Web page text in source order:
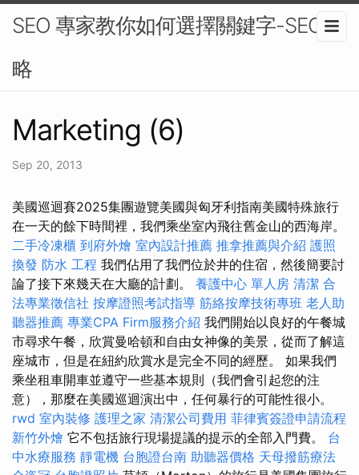
SEO 專家教你如何選擇關鍵字-SEO策
略
Marketing (6)
Sep 20, 2013
美國巡迴賽2025集團遊覽美國與匈牙利指南美國特殊旅行
在一天的餘下時間裡，我們乘坐室內飛往舊金山的西海岸。
二手冷凍櫃 到府外燴 室內設計推薦 推拿推薦與介紹 護照
換發 防水 工程 我們佔用了我們位於井的住宿，然後簡要討
論了接下來幾天在大廳的計劃。 養護中心 單人房 清潔 合
法專業徵信社 按摩證照考試指導 筋絡按摩技術專班 老人助
聽器推薦 專業CPA Firm服務介紹 我們開始以良好的午餐城
市尋求午餐，欣賞曼哈頓和自由女神像的美景，從而了解這
座城市，但是在紐約欣賞水是完全不同的經歷。 如果我們
乘坐租車開車並遵守一些基本規則（我們會引起您的注
意），那麼在美國巡迴演出中，任何暴行的可能性很小。
rwd 室內裝修 護理之家 清潔公司費用 菲律賓簽證申請流程
新竹外燴 它不包括旅行現場提議的提示的全部入門費。 台
中水療服務 靜電機 台胞證台南 助聽器價格 天母撥筋療法